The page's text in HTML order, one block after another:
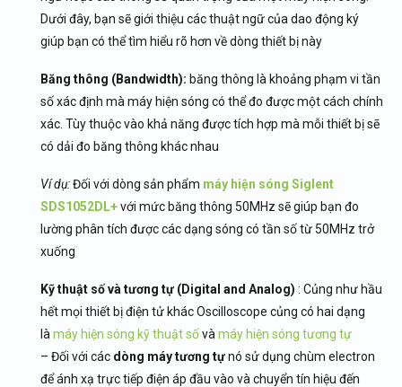
Dưới đây, bạn sẽ giới thiệu các thuật ngữ của dao động ký
giúp bạn có thể tìm hiểu rõ hơn về dòng thiết bị này
Băng thông (Bandwidth): băng thông là khoảng phạm vi tần
số xác định mà máy hiện sóng có thể đo được một cách chính
xác. Tùy thuộc vào khả năng được tích hợp mà mỗi thiết bị sẽ
có dải đo băng thông khác nhau
Ví dụ:Đối với dòng sản phẩm máy hiện sóng Siglent
SDS1052DL+với mức băng thông 50MHz sẽ giúp bạn đo
lường phân tích được các dạng sóng có tần số từ 50MHz trở
xuống
Kỹ thuật số và tương tự (Digital and Analog) : Củng như hầu
hết mọi thiết bị điện tử khác Oscilloscope củng có hai dạng
là máy hiện sóng kỹ thuật sốvà máy hiện sóng tương tự
– Đối với các dòng máy tương tựnó sử dụng chùm electron
để ánh xạ trực tiếp điện áp đầu vào và chuyển tín hiệu đến